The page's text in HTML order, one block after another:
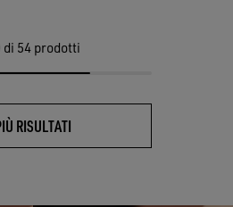
di 54 prodotti
RISULTATI